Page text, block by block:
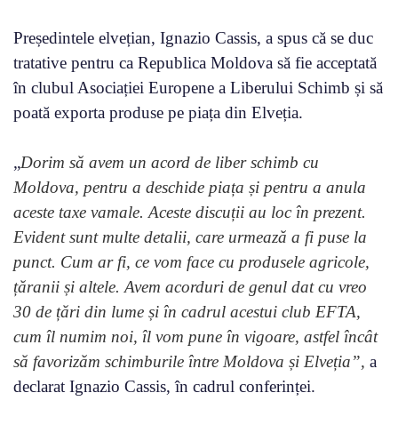
Președintele elvețian, Ignazio Cassis, a spus că se duc
tratative pentru ca Republica Moldova să fie acceptată
în clubul Asociației Europene a Liberului Schimb și să
poată exporta produse pe piața din Elveția.
„Dorim să avem un acord de liber schimb cu
Moldova, pentru a deschide piața și pentru a anula
aceste taxe vamale. Aceste discuții au loc în prezent.
Evident sunt multe detalii, care urmează a fi puse la
punct. Cum ar fi, ce vom face cu produsele agricole,
țăranii și altele. Avem acorduri de genul dat cu vreo
30 de țări din lume și în cadrul acestui club EFTA,
cum îl numim noi, îl vom pune în vigoare, astfel încât
să favorizăm schimburile între Moldova și Elveția”, a
declarat Ignazio Cassis, în cadrul conferinței.